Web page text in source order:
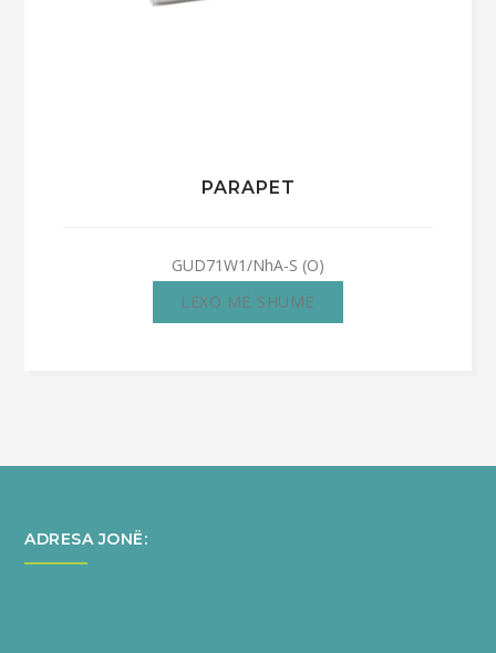
PARAPET
GUD71W1/NhA-S (O)
LEXO MË SHUMË
ADRESA JONË: